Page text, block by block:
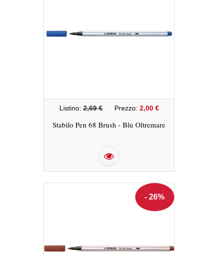
Listino:2,69 €Prezzo: 2,00 €
Stabilo Pen 68 Brush - Blu Oltremare
- 26%